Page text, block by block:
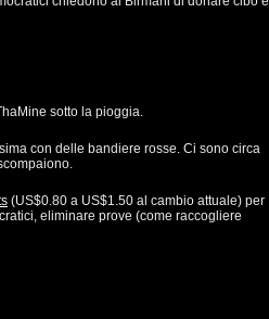
sotto la pioggia.
con delle bandiere rosse. Ci sono circa
(US$0.80 a US$1.50 al cambio attuale) per
eliminare prove (come raccogliere